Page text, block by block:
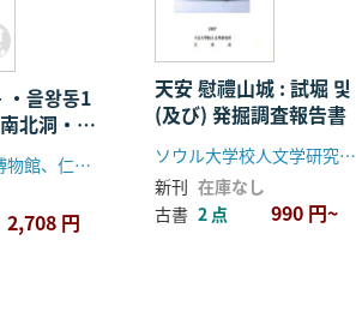
・을왕동1
北洞・乙
ソウル大学校博物館、仁川国際空港公社
2,708 円
天安 慰禮山城 : 試堀 및
(及び) 発掘調査報告書
ソウル大学校人文学研究所、天安市
新刊 在庫なし
古書 2 点 990 円~